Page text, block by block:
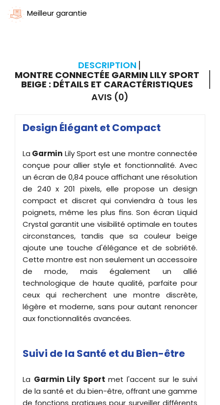
Meilleur garantie
DESCRIPTION
MONTRE CONNECTÉE GARMIN LILY SPORT
BEIGE : DÉTAILS ET CARACTÉRISTIQUES
AVIS (0)
Design Élégant et Compact
La Garmin Lily Sport est une montre connectée
conçue pour allier style et fonctionnalité. Avec
un écran de 0,84 pouce affichant une résolution
de 240 x 201 pixels, elle propose un design
compact et discret qui conviendra à tous les
poignets, même les plus fins. Son écran Liquid
Crystal garantit une visibilité optimale en toutes
circonstances, tandis que sa couleur beige
ajoute une touche d'élégance et de sobriété.
Cette montre est non seulement un accessoire
de mode, mais également un allié
technologique de haute qualité, parfaite pour
ceux qui recherchent une montre discrète,
légère et moderne, sans pour autant renoncer
aux fonctionnalités avancées.
Suivi de la Santé et du Bien-être
La Garmin Lily Sportmet l'accent sur le suivi
de la santé et du bien-être, offrant une gamme
de fonctions pratiques pour surveiller différents